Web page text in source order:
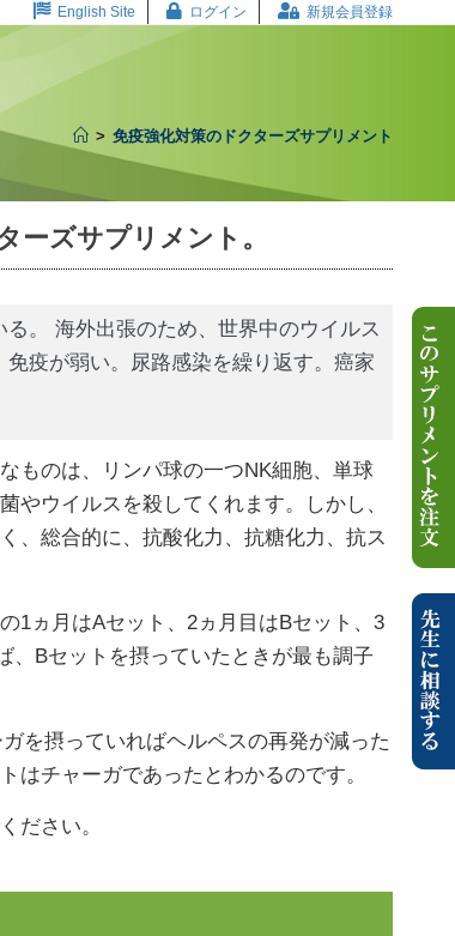
English Site ログイン 新規会員登録
> 免疫強化対策のドクターズサプリメント
ーズサプリメント。
。 海外出張のため、世界中のウイルス
疫が弱い。尿路感染を繰り返す。癌家
ものは、リンパ球の一つNK細胞、単球
やウイルスを殺してくれます。しかし、
、総合的に、抗酸化力、抗糖化力、抗ス
1ヵ月はAセット、2ヵ月目はBセット、3
、Bセットを摂っていたときが最も調子
を摂っていればヘルペスの再発が減った
はチャーガであったとわかるのです。
ださい。